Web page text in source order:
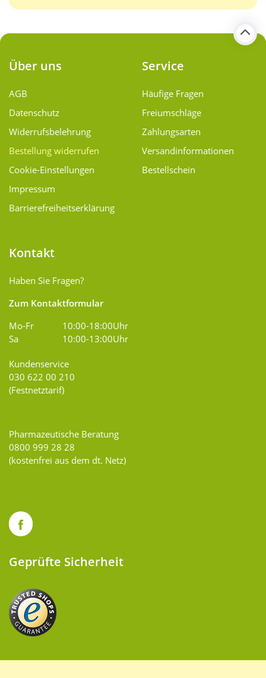
Über uns
AGB
Datenschutz
Widerrufsbelehrung
Bestellung widerrufen
Cookie-Einstellungen
Impressum
Barrierefreiheitserklärung
Service
Häufige Fragen
Freiumschläge
Zahlungsarten
Versand­informationen
Bestellschein
Kontakt
Haben Sie Fragen?
Zum Kontaktformular
Mo-Fr
10:00-18:00Uhr
Sa
10:00-13:00Uhr
Kundenservice
030 622 00 210
(Festnetztarif)
Pharmazeutische Beratung
0800 999 28 28
(kostenfrei aus dem dt. Netz)
Geprüfte Sicherheit